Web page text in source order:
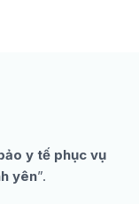
y tế phục vụ
yên”.